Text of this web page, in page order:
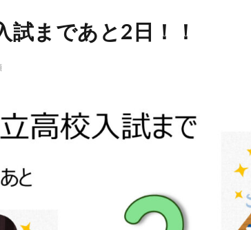
試まであと2日！！